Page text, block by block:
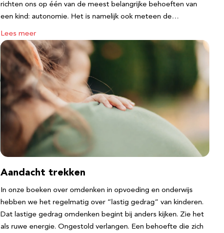
richten ons op één van de meest belangrijke behoeften van
een kind: autonomie. Het is namelijk ook meteen de…
Lees meer
Aandacht trekken
In onze boeken over omdenken in opvoeding en onderwijs
hebben we het regelmatig over “lastig gedrag” van kinderen.
Dat lastige gedrag omdenken begint bij anders kijken. Zie het
als ruwe energie. Ongestold verlangen. Een behoefte die zich